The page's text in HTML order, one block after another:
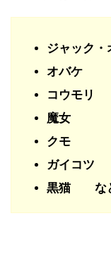
ジャック・
オバケ
コウモリ
魔女
クモ
ガイコツ
黒猫 な